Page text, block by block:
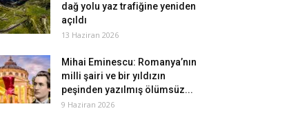
dağ yolu yaz trafiğine yeniden
açıldı
13 Haziran 2026
Mihai Eminescu: Romanya’nın
milli şairi ve bir yıldızın
peşinden yazılmış ölümsüz...
9 Haziran 2026